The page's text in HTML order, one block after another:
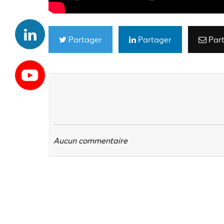
Partager Partager
Aucun commentaire